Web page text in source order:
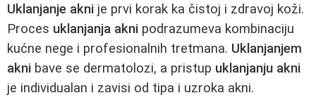
Uklanjanje akni je prvi korak ka čistoj i zdravoj koži.
Proces uklanjanja akni podrazumeva kombinaciju
kućne nege i profesionalnih tretmana. Uklanjanjem
akni bave se dermatolozi, a pristup uklanjanju akni
je individualan i zavisi od tipa i uzroka akni.